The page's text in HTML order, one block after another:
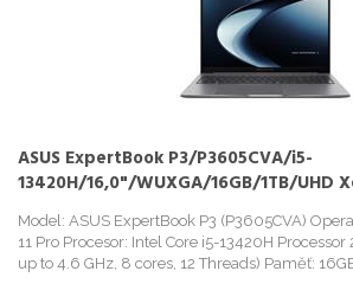
ASUS ExpertBook P3/P3605CVA/i5-
13420H/16,0"/WUXGA/16GB/1TB/UHD
Model: ASUS ExpertBook P3 (P3605CVA)
11 Pro Procesor: Intel Core i5-13420H Processor
up to 4.6 GHz, 8 cores, 12 Threads) Paměť: